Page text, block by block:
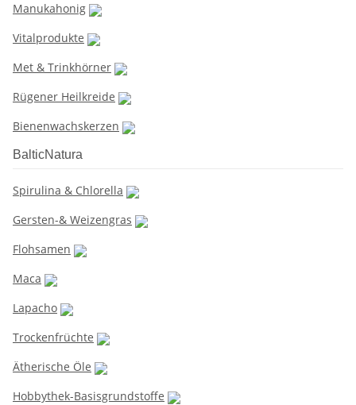
Manukahonig
Vitalprodukte
Met & Trinkhörner
Rügener Heilkreide
Bienenwachskerzen
BalticNatura
Spirulina & Chlorella
Gersten-& Weizengras
Flohsamen
Maca
Lapacho
Trockenfrüchte
Ätherische Öle
Hobbythek-Basisgrundstoffe